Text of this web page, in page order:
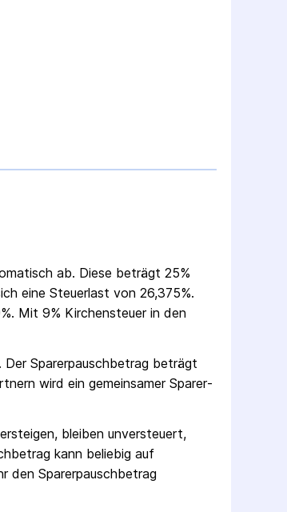
ab. Diese beträgt 25%
eine Steuerlast von 26,375%.
Mit 9% Kirchensteuer in den
Sparer­pausch­betrag beträgt
wird ein gemeinsamer Sparer­
bleiben unversteuert,
kann beliebig auf
den Sparer­pausch­betrag